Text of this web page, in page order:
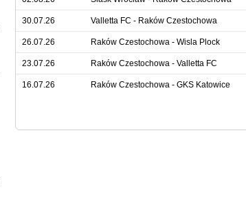
30.07.26 Valletta FC - Raków Czestochowa
26.07.26 Raków Czestochowa - Wisla Plock
23.07.26 Raków Czestochowa - Valletta FC
16.07.26 Raków Czestochowa - GKS Katowice